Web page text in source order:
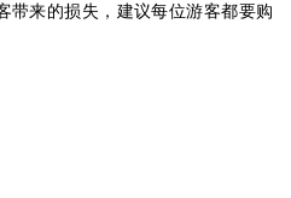
带来的损失，建议每位游客都要购